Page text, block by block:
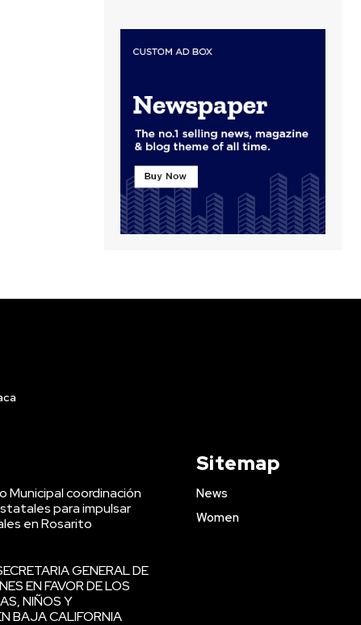
Municipal coordinación
para impulsar
en Rosarito
GENERAL DE
EN FAVOR DE LOS
NIÑOS Y
BAJA CALIFORNIA
Sitemap
News
Women